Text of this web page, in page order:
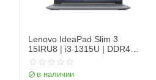
Lenovo IdeaPad Slim 3
15IRU8 | i3 1315U | DDR4
8Gb | SSD 256 Gb | 15.6"
FHD)
в наличии